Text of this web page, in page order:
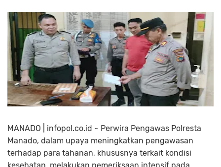
MANADO | infopol.co.id ~ Perwira Pengawas Polresta
Manado, dalam upaya meningkatkan pengawasan
terhadap para tahanan, khususnya terkait kondisi